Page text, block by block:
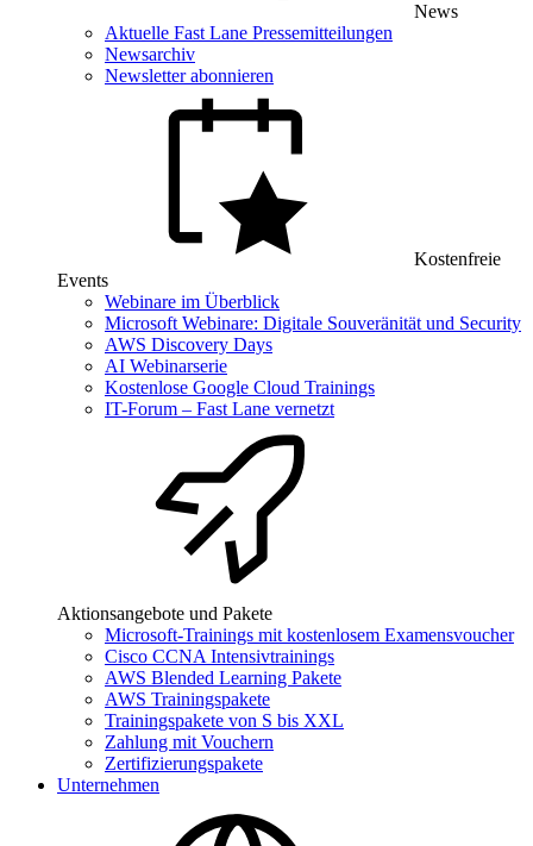
News
Aktuelle Fast Lane Pressemitteilungen
Newsarchiv
Newsletter abonnieren
Kostenfreie
Events
Webinare im Überblick
Microsoft Webinare: Digitale Souveränität und Security
AWS Discovery Days
AI Webinarserie
Kostenlose Google Cloud Trainings
IT-Forum – Fast Lane vernetzt
Aktionsangebote und Pakete
Microsoft-Trainings mit kostenlosem Examensvoucher
Cisco CCNA Intensivtrainings
AWS Blended Learning Pakete
AWS Trainingspakete
Trainingspakete von S bis XXL
Zahlung mit Vouchern
Zertifizierungspakete
Unternehmen